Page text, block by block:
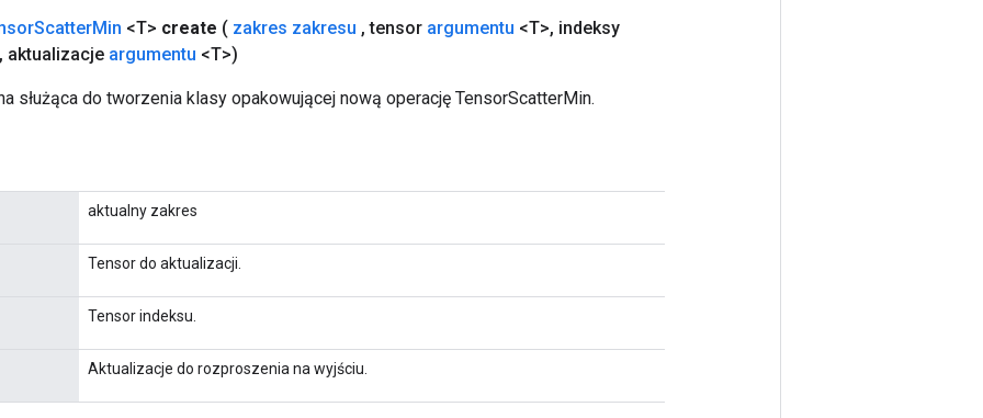
ScatterMin <T> create ( zakres zakresu , tensor argumentu <T>, indeksy
, aktualizacje argumentu <T>)
służąca do tworzenia klasy opakowującej nową operację TensorScatterMin.
aktualny zakres
Tensor do aktualizacji.
Tensor indeksu.
Aktualizacje do rozproszenia na wyjściu.